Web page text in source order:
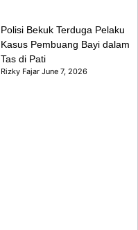
Polisi Bekuk Terduga Pelaku
Kasus Pembuang Bayi dalam
Tas di Pati
Rizky FajarJune 7, 2026